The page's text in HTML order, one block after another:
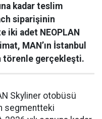
kadar teslim
siparişinin
iki adet NEOPLAN
MAN’ın İstanbul
törenle gerçekleşti.
Skyliner otobüsü
segmentteki